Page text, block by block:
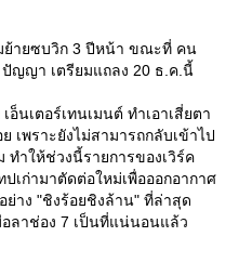
ย้ายซบวิก 3 ปีหน้า ขณะที่ คน
ญญา เตรียมแถลง 20 ธ.ค.นี้
นเตอร์เทนเมนต์ ทำเอาเสี่ยตา
พราะยังไม่สามารถกลับเข้าไป
ำให้ช่วงนี้รายการของเวิร์ค
เก่ามาตัดต่อใหม่เพื่อออกอากาศ
าง "ชิงร้อยชิงล้าน" ที่ล่าสุด
ลาช่อง 7 เป็นที่แน่นอนแล้ว